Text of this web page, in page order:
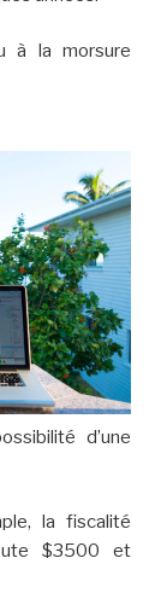
à la morsure
d’une
la fiscalité
$3500 et